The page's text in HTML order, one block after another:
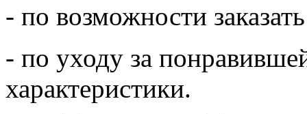
- по возможности
- по уходу за
характеристики.